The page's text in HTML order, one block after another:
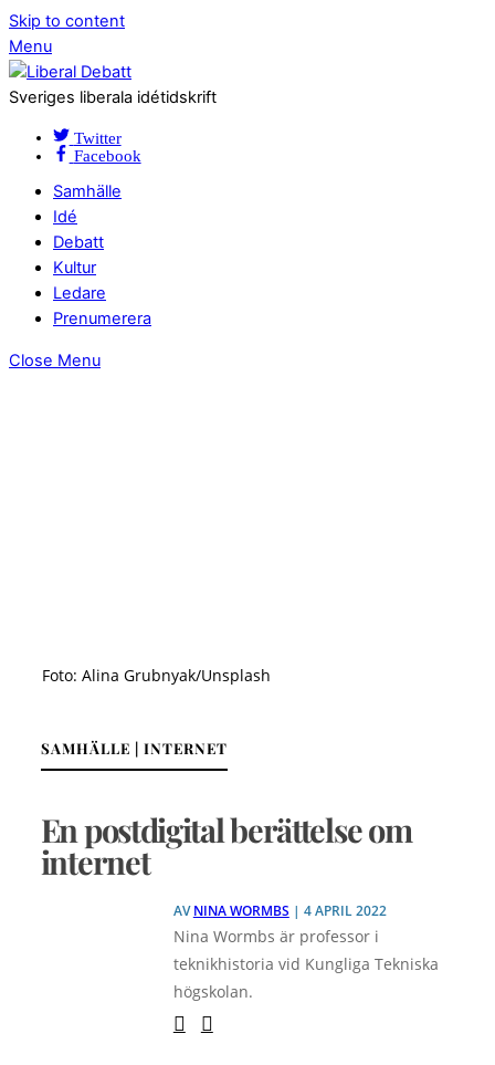
Skip to content
Menu
Sveriges liberala idétidskrift
Twitter
Facebook
Samhälle
Idé
Debatt
Kultur
Ledare
Prenumerera
Close Menu
Foto: Alina Grubnyak/Unsplash
SAMHÄLLE | INTERNET
En postdigital berättelse om
internet
AVNINA WORMBS | 4 APRIL 2022
Nina Wormbs är professor i
teknikhistoria vid Kungliga Tekniska
högskolan.